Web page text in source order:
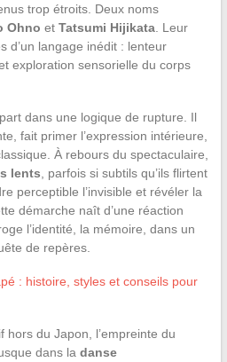
trop étroits. Deux noms
Ohno et Tatsumi Hijikata. Leur
d’un langage inédit : lenteur
exploration sensorielle du corps
dans une logique de rupture. Il
fait primer l’expression intérieure,
À rebours du spectaculaire,
lents , parfois si subtils qu’ils flirtent
perceptible l’invisible et révéler la
démarche naît d’une réaction
l’identité, la mémoire, dans un
de repères.
: histoire, styles et conseils pour
hors du Japon, l’empreinte du
dans la danse